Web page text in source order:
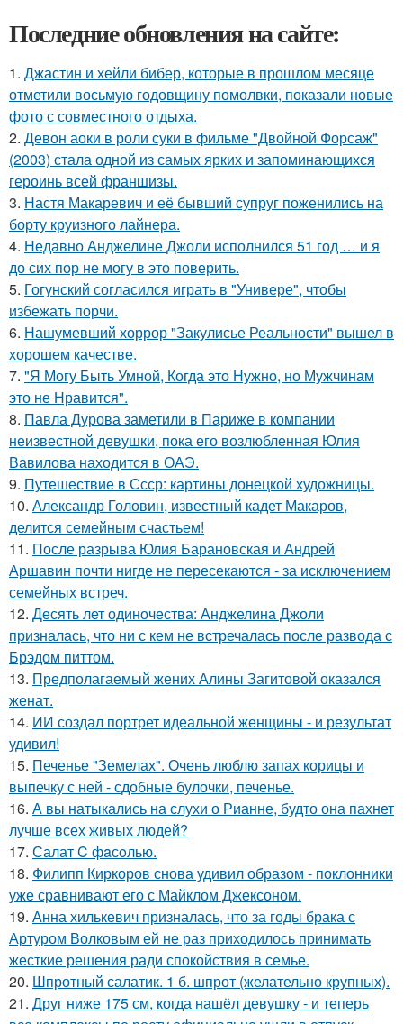
Последние обновления на сайте:
1. Джастин и хейли бибер, которые в прошлом месяце
отметили восьмую годовщину помолвки, показали новые
фото с совместного отдыха.
2. Девон аоки в роли суки в фильме "Двойной Форсаж"
(2003) стала одной из самых ярких и запоминающихся
героинь всей франшизы.
3. Настя Макаревич и её бывший супруг поженились на
борту круизного лайнера.
4. Недавно Анджелине Джоли исполнился 51 год … и я
до сих пор не могу в это поверить.
5. Гогунский согласился играть в "Универе", чтобы
избежать порчи.
6. Нашумевший хоррор "Закулисье Реальности" вышел в
хорошем качестве.
7. "Я Могу Быть Умной, Когда это Нужно, но Мужчинам
это не Нравится".
8. Павла Дурова заметили в Париже в компании
неизвестной девушки, пока его возлюбленная Юлия
Вавилова находится в ОАЭ.
9. Путешествие в Ссср: картины донецкой художницы.
10. Александр Головин, известный кадет Макаров,
делится семейным счастьем!
11. После разрыва Юлия Барановская и Андрей
Аршавин почти нигде не пересекаются - за исключением
семейных встреч.
12. Десять лет одиночества: Анджелина Джоли
призналась, что ни с кем не встречалась после развода с
Брэдом питтом.
13. Предполагаемый жених Алины Загитовой оказался
женат.
14. ИИ создал портрет идеальной женщины - и результат
удивил!
15. Печенье "Земелах". Очень люблю запах корицы и
выпечку с ней - сдобные булочки, печенье.
16. А вы натыкались на слухи о Рианне, будто она пахнет
лучше всех живых людей?
17. Салат C фaсoлью.
18. Филипп Киркоров снова удивил образом - поклонники
уже сравнивают его с Майклом Джексоном.
19. Анна хилькевич призналась, что за годы брака с
Артуром Волковым ей не раз приходилось принимать
жесткие решения ради спокойствия в семье.
20. Шпротный салатик. 1 б. шпрот (желательно крупных).
21. Друг ниже 175 см, когда нашёл девушку - и теперь